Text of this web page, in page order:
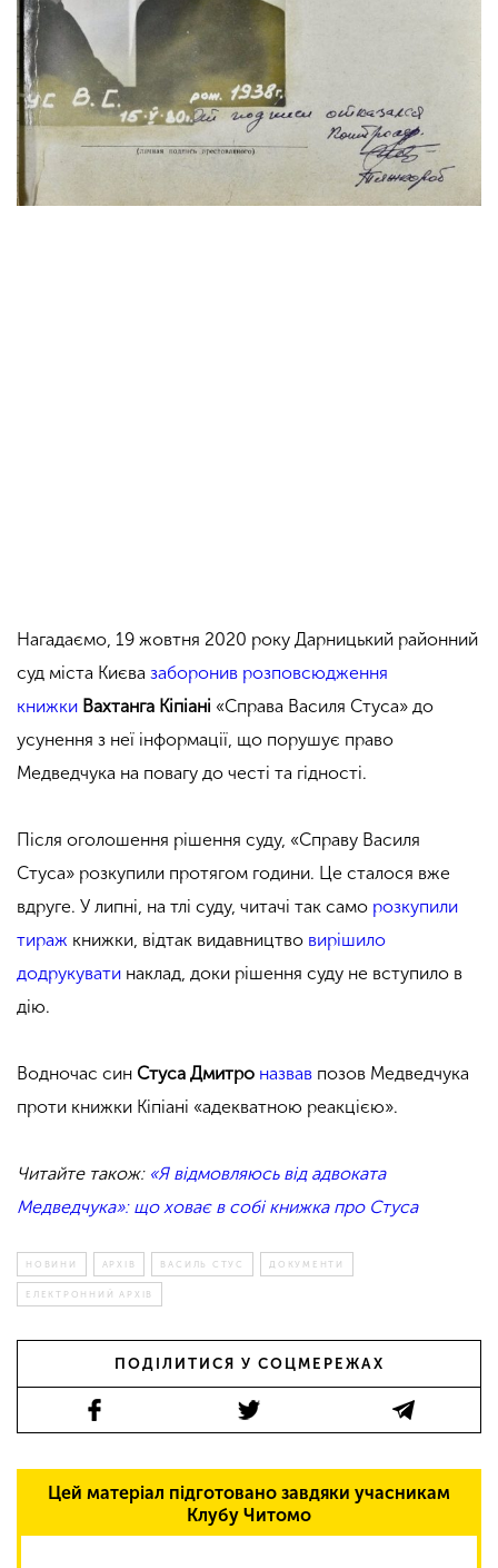
Нагадаємо, 19 жовтня 2020 року Дарницький районний
суд міста Києва заборонив розповсюдження
книжки Вахтанга Кіпіані «Справа Василя Стуса» до
усунення з неї інформації, що порушує право
Медведчука на повагу до честі та гідності.
Після оголошення рішення суду, «Справу Василя
Стуса» розкупили протягом години. Це сталося вже
вдруге. У липні, на тлі суду, читачі так само розкупили
тираж книжки, відтак видавництво вирішило
додрукувати наклад, доки рішення суду не вступило в
дію.
Водночас син Стуса Дмитро назвав позов Медведчука
проти книжки Кіпіані «адекватною реакцією».
Читайте також: «Я відмовляюсь від адвоката
Медведчука»: що ховає в собі книжка про Стуса
НОВИНИ АРХІВ ВАСИЛЬ СТУС ДОКУМЕНТИ
ЕЛЕКТРОННИЙ АРХІВ
ПОДІЛИТИСЯ У СОЦМЕРЕЖАХ
Цей матеріал підготовано завдяки учасникам
Клубу Читомо